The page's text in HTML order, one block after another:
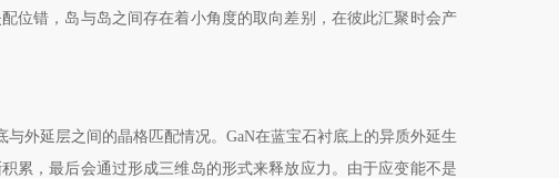
位错，岛与岛之间存在着小角度的取向差别，在彼此汇聚时会产
外延层之间的晶格匹配情况。 GaN在蓝宝石衬底上的异质外延生
累，最后会通过形成三维岛的形式来释放应力。由于应变能不是